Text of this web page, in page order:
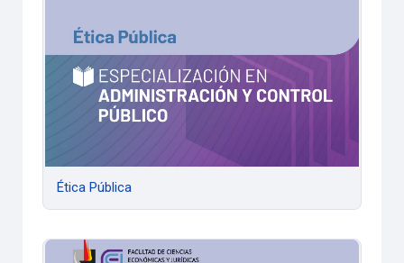
Ética Pública
Procesos de Auditoría